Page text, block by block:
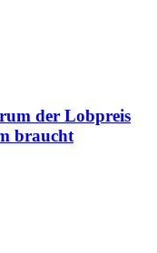
der Lobpreis
braucht